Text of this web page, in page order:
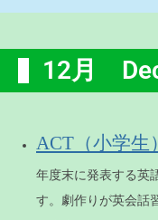
12月
ACT（小学生
年度末に発表する英
す。劇作りが英会話